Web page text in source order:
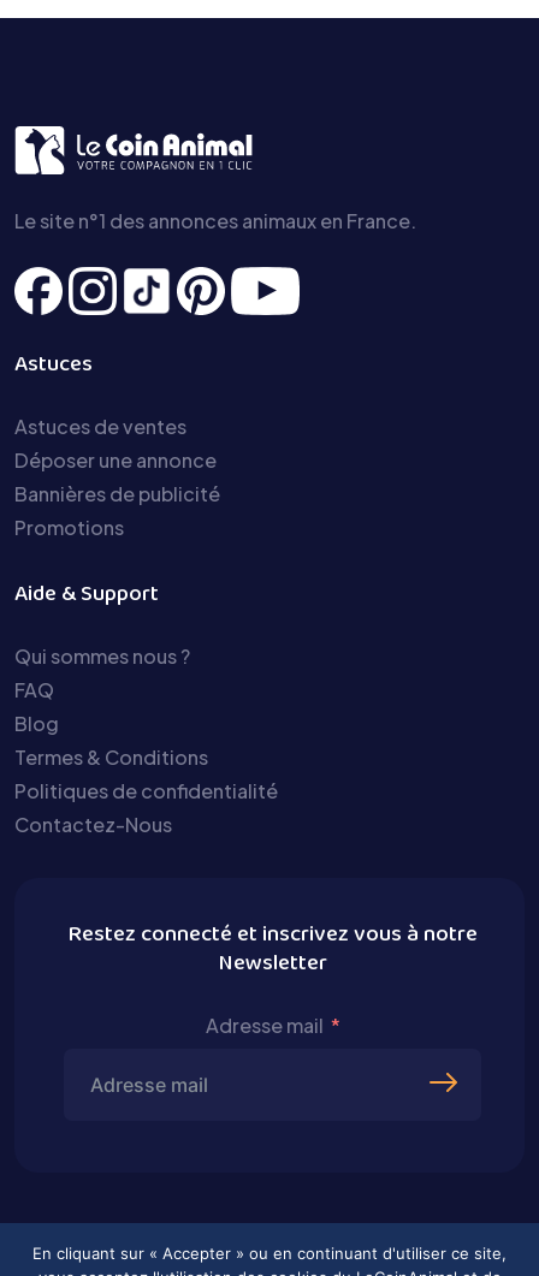
Le site n°1 des annonces animaux en France.
Astuces
Astuces de ventes
Déposer une annonce
Bannières de publicité
Promotions
Aide & Support
Qui sommes nous ?
FAQ
Blog
Termes & Conditions
Politiques de confidentialité
Contactez-Nous
Restez connecté et inscrivez vous à notre
Newsletter
Adresse mail
En cliquant sur « Accepter » ou en continuant d'utiliser ce site,